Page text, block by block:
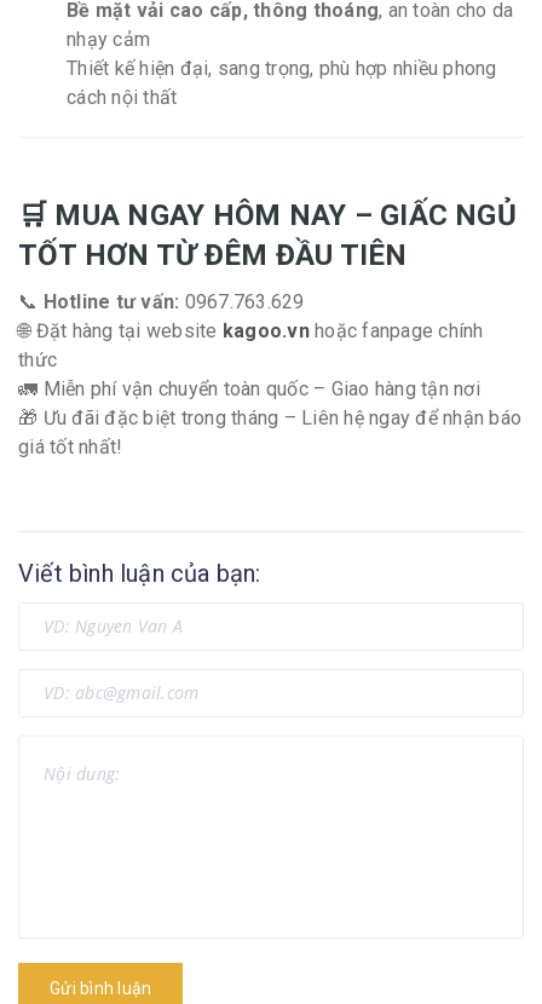
Bề mặt vải cao cấp, thông thoáng, an toàn cho da
nhạy cảm
Thiết kế hiện đại, sang trọng, phù hợp nhiều phong
cách nội thất
🛒 MUA NGAY HÔM NAY – GIẤC NGỦ
TỐT HƠN TỪ ĐÊM ĐẦU TIÊN
📞 Hotline tư vấn: 0967.763.629
🌐 Đặt hàng tại website kagoo.vnhoặc fanpage chính
thức
🚛 Miễn phí vận chuyển toàn quốc – Giao hàng tận nơi
🎁 Ưu đãi đặc biệt trong tháng – Liên hệ ngay để nhận báo
giá tốt nhất!
Viết bình luận của bạn:
Gửi bình luận